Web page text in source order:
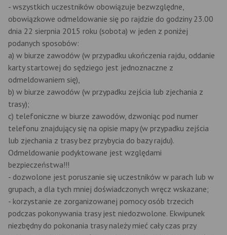
- wszystkich uczestników obowiązuje bezwzględne,
obowiązkowe odmeldowanie się po rajdzie do godziny 23.00
dnia 22 sierpnia 2015 roku (sobota) w jeden z poniżej
podanych sposobów:
a) w biurze zawodów (w przypadku ukończenia rajdu, oddanie
karty startowej do sędziego jest jednoznaczne z
odmeldowaniem się),
b) w biurze zawodów (w przypadku zejścia lub zjechania z
trasy);
c) telefoniczne w biurze zawodów, dzwoniąc pod numer
telefonu znajdujący się na opisie mapy (w przypadku zejścia
lub zjechania z trasy bez przybycia do bazy rajdu).
Odmeldowanie podyktowane jest względami
bezpieczeństwa!!!
- dozwolone jest poruszanie się uczestników w parach lub w
grupach, a dla tych mniej doświadczonych wręcz wskazane;
- korzystanie ze zorganizowanej pomocy osób trzecich
podczas pokonywania trasy jest niedozwolone. Ekwipunek
niezbędny do pokonania trasy należy mieć cały czas przy